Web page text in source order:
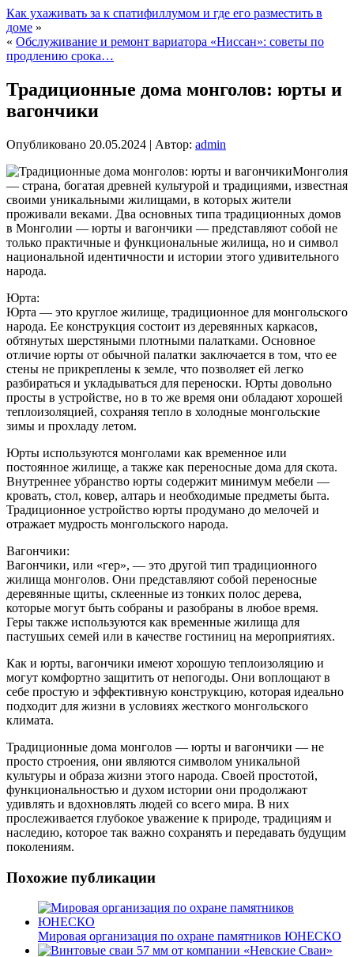
Как ухаживать за к спатифиллумом и где его разместить в
доме »
« Обслуживание и ремонт вариатора «Ниссан»: советы по
продлению срока…
Традиционные дома монголов: юрты и
вагончики
Опубликовано 20.05.2024 | Автор: admin
Монголия
— страна, богатая древней культурой и традициями, известная
своими уникальными жилищами, в которых жители
проживали веками. Два основных типа традиционных домов
в Монголии — юрты и вагончики — представляют собой не
только практичные и функциональные жилища, но и символ
национальной идентичности и истории этого удивительного
народа.
Юрта:
Юрта — это круглое жилище, традиционное для монгольского
народа. Ее конструкция состоит из деревянных каркасов,
обтянутых шерстяными плотными палатками. Основное
отличие юрты от обычной палатки заключается в том, что ее
стены не прикреплены к земле, что позволяет ей легко
разбираться и укладываться для переноски. Юрты довольно
просты в устройстве, но в то же время они обладают хорошей
теплоизоляцией, сохраняя тепло в холодные монгольские
зимы и прохладу летом.
Юрты используются монголами как временное или
постоянное жилище, а также как переносные дома для скота.
Внутреннее убранство юрты содержит минимум мебели —
кровать, стол, ковер, алтарь и необходимые предметы быта.
Традиционное устройство юрты продумано до мелочей и
отражает мудрость монгольского народа.
Вагончики:
Вагончики, или «гер», — это другой тип традиционного
жилища монголов. Они представляют собой переносные
деревянные щиты, склеенные из тонких полос дерева,
которые могут быть собраны и разобраны в любое время.
Геры также используются как временные жилища для
пастушьих семей или в качестве гостиниц на мероприятиях.
Как и юрты, вагончики имеют хорошую теплоизоляцию и
могут комфортно защитить от непогоды. Они воплощают в
себе простую и эффективную конструкцию, которая идеально
подходит для жизни в условиях жесткого монгольского
климата.
Традиционные дома монголов — юрты и вагончики — не
просто строения, они являются символом уникальной
культуры и образа жизни этого народа. Своей простотой,
функциональностью и духом истории они продолжают
удивлять и вдохновлять людей со всего мира. В них
прослеживается глубокое уважение к природе, традициям и
наследию, которое так важно сохранять и передавать будущим
поколениям.
Похожие публикации
Мировая организация по охране памятников ЮНЕСКО